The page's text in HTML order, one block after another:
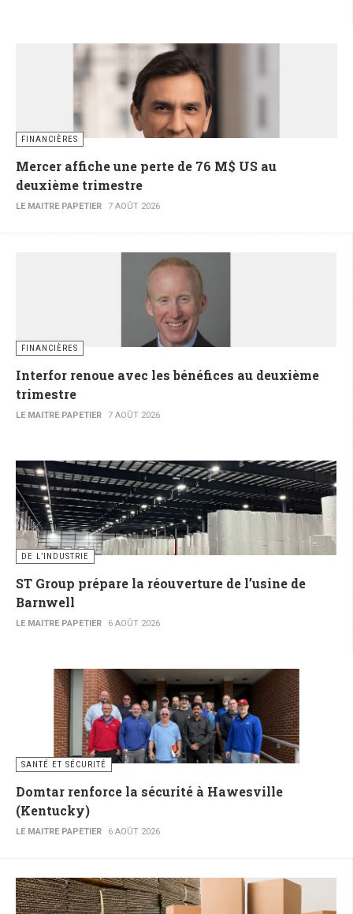
FINANCIÈRES
Mercer affiche une perte de 76 M$ US au
deuxième trimestre
LE MAITRE PAPETIER 7 AOÛT 2026
FINANCIÈRES
Interfor renoue avec les bénéfices au deuxième
trimestre
LE MAITRE PAPETIER 7 AOÛT 2026
DE L’INDUSTRIE
ST Group prépare la réouverture de l’usine de
Barnwell
LE MAITRE PAPETIER 6 AOÛT 2026
SANTÉ ET SÉCURITÉ
Domtar renforce la sécurité à Hawesville
(Kentucky)
LE MAITRE PAPETIER 6 AOÛT 2026